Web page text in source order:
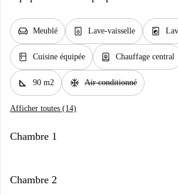
chair Meublé dishwasher_gen Lave-vaisselle local_laundry_service
kitchen Cuisine équipée water_heater Chauffage central
square_foot 90 m2 ac_unit Air conditionné
Afficher toutes (14)
Chambre 1
Chambre 2